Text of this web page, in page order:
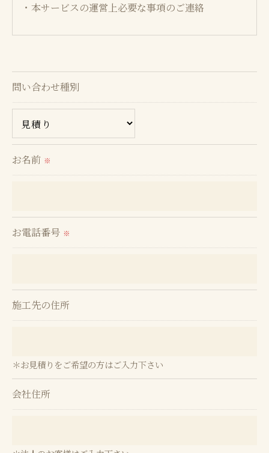
・本サービスの運営上必要な事項のご連絡
られた場合を除き、
＜個人情報の委託について＞
のサービスをご提供できない場合がございますので
予めご了承ください。
問い合わせ種別
お名前 ※
お電話番号 ※
施工先の住所
＊お見積りをご希望の方はご入力下さい
会社住所